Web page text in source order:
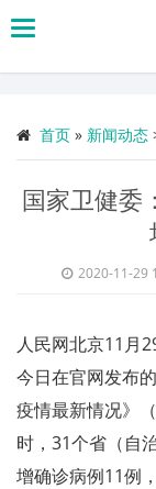
搜
首页 » 新闻动态
国家卫健委
2020-11-29
人民网北京11月
今日在官网发布
疫情最新情况》
时，31个省（自
增确诊病例11例